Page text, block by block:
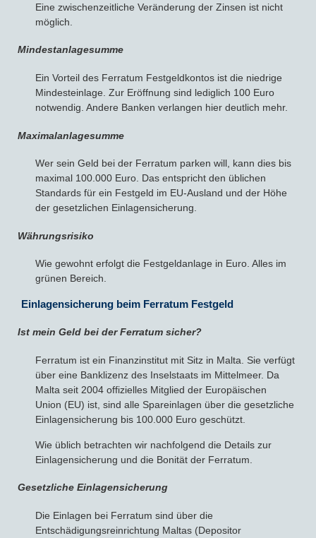
Eine zwischenzeitliche Veränderung der Zinsen ist nicht
möglich.
Mindestanlagesumme
Ein Vorteil des Ferratum Festgeldkontos ist die niedrige
Mindesteinlage. Zur Eröffnung sind lediglich 100 Euro
notwendig. Andere Banken verlangen hier deutlich mehr.
Maximalanlagesumme
Wer sein Geld bei der Ferratum parken will, kann dies bis
maximal 100.000 Euro. Das entspricht den üblichen
Standards für ein Festgeld im EU-Ausland und der Höhe
der gesetzlichen Einlagensicherung.
Währungsrisiko
Wie gewohnt erfolgt die Festgeldanlage in Euro. Alles im
grünen Bereich.
Einlagensicherung beim Ferratum Festgeld
Ist mein Geld bei der Ferratum sicher?
Ferratum ist ein Finanzinstitut mit Sitz in Malta. Sie verfügt
über eine Banklizenz des Inselstaats im Mittelmeer. Da
Malta seit 2004 offizielles Mitglied der Europäischen
Union (EU) ist, sind alle Spareinlagen über die gesetzliche
Einlagensicherung bis 100.000 Euro geschützt.
Wie üblich betrachten wir nachfolgend die Details zur
Einlagensicherung und die Bonität der Ferratum.
Gesetzliche Einlagensicherung
Die Einlagen bei Ferratum sind über die
Entschädigungsreinrichtung Maltas (Depositor